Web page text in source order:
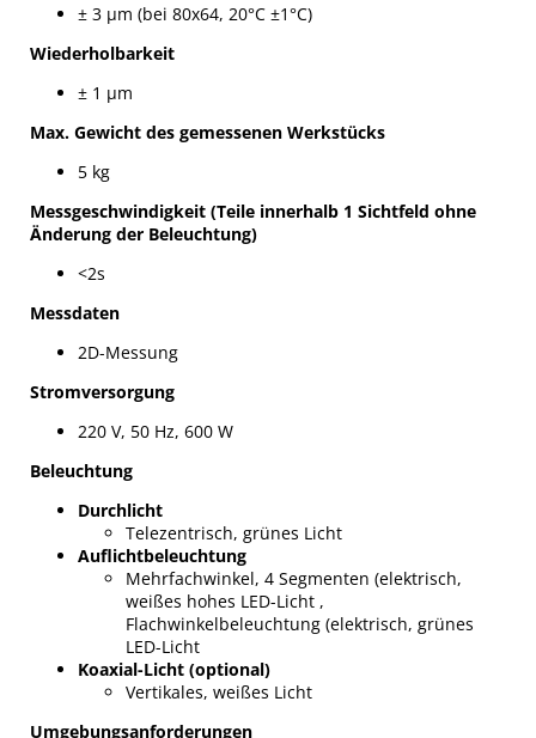
± 3 µm (bei 80x64, 20°C ±1°C)
Wiederholbarkeit
± 1 µm
Max. Gewicht des gemessenen Werkstücks
5 kg
Messgeschwindigkeit (Teile innerhalb 1 Sichtfeld ohne
Änderung der Beleuchtung)
<2s
Messdaten
2D-Messung
Stromversorgung
220 V, 50 Hz, 600 W
Beleuchtung
Durchlicht
Telezentrisch, grünes Licht
Auflichtbeleuchtung
Mehrfachwinkel, 4 Segmenten (elektrisch,
weißes hohes LED-Licht ,
Flachwinkelbeleuchtung (elektrisch, grünes
LED-Licht
Koaxial-Licht (optional)
Vertikales, weißes Licht
Umgebungsanforderungen